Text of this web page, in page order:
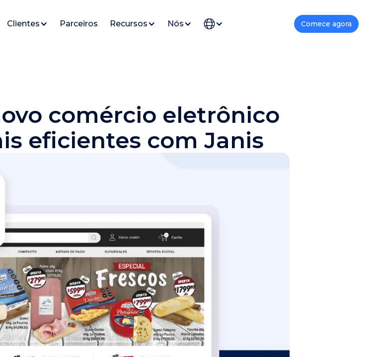
Clientes Parceiros Recursos Nós Comece agora
comércio eletrônico
eficientes com Janis